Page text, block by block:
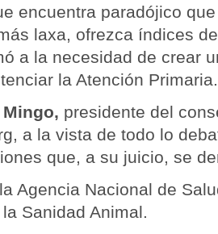
encuentra paradójico
laxa, ofrezca índices
a la necesidad de crear
la Atención Primaria.
presidente del
a la vista de todo lo
que, a su juicio, se
Nacional de
Sanidad Animal.